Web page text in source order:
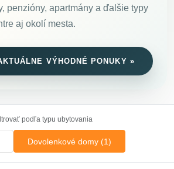
penzióny, apartmány a ďalšie typy
aj okolí mesta.
VÝHODNÉ PONUKY »
podľa typu ubytovania
Dovolenkové domy (1)